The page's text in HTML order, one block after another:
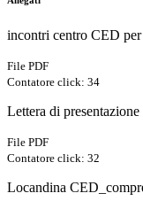
incontri centro CED
File PDF
Contatore click: 34
Lettera di
File PDF
Contatore click: 32
Locandina